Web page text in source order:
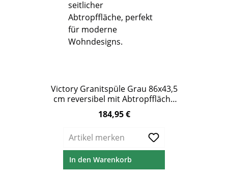
Victory Granitspüle Grau 86x43,5
cm reversibel mit Abtropffläche
& Excenterbedienung
Regulärer Preis:
184,95 €
Artikel merken
In den Warenkorb